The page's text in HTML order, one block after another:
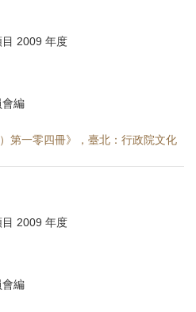
2009 年度
會編
第一零四冊》，臺北：行政院文化
2009 年度
會編